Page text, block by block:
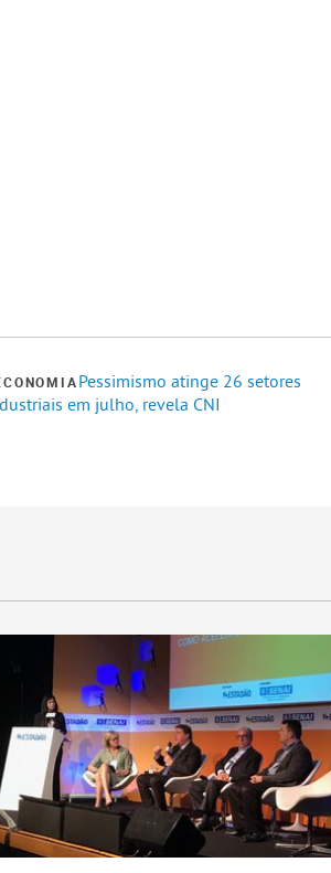
Pessimismo atinge 26 setores
em julho, revela CNI